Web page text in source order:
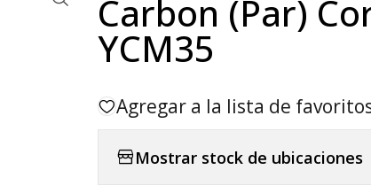
Carbon (Par)
YCM35
Agregar a la lista de
Mostrar stock de ubicaciones